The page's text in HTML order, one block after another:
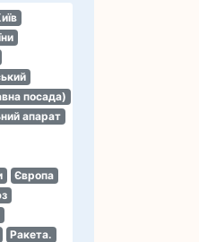
посада)
апарат
Європа
Ракета.